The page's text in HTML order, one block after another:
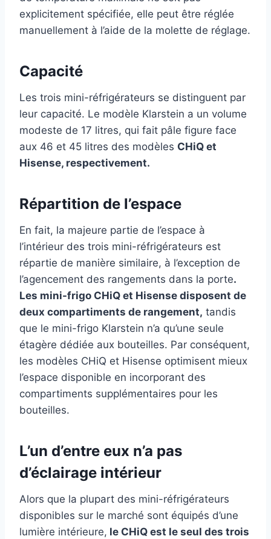
explicitement spécifiée, elle peut être réglée
manuellement à l’aide de la molette de réglage.
Capacité
Les trois mini-réfrigérateurs se distinguent par
leur capacité. Le modèle Klarstein a un volume
modeste de 17 litres, qui fait pâle figure face
aux 46 et 45 litres des modèles CHiQ et
Hisense, respectivement.
Répartition de l’espace
En fait, la majeure partie de l’espace à
l’intérieur des trois mini-réfrigérateurs est
répartie de manière similaire, à l’exception de
l’agencement des rangements dans la porte.
Les mini-frigo CHiQ et Hisense disposent de
deux compartiments de rangement, tandis
que le mini-frigo Klarstein n’a qu’une seule
étagère dédiée aux bouteilles. Par conséquent,
les modèles CHiQ et Hisense optimisent mieux
l’espace disponible en incorporant des
compartiments supplémentaires pour les
bouteilles.
L’un d’entre eux n’a pas
d’éclairage intérieur
Alors que la plupart des mini-réfrigérateurs
disponibles sur le marché sont équipés d’une
lumière intérieure, le CHiQ est le seul des trois